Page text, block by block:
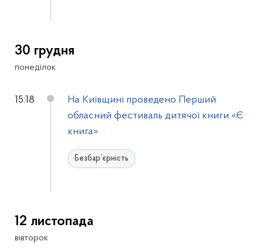
30 грудня
понеділок
15:18
На Київщині проведено Перший
обласний фестиваль дитячої книги «Є
книга»
Безбар’єрність
12 листопада
вівторок